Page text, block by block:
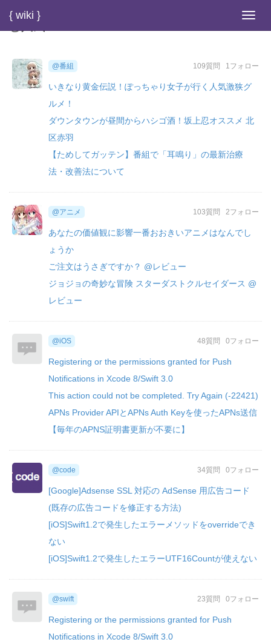
{ wiki }
109質問 1フォロー
@番組
いきなり黄金伝説！ぽっちゃり女子が行く人気激狭グ
ルメ！
ダウンタウンが昼間からハシゴ酒！坂上忍オススメ 北
区赤羽
【ためしてガッテン】番組で「耳鳴り」の最新治療
法・改善法について
103質問 2フォロー
@アニメ
あなたの価値観に影響一番おおきいアニメはなんでし
ょうか
ご注文はうさぎですか？ @レビュー
ジョジョの奇妙な冒険 スターダストクルセイダース @
レビュー
48質問 0フォロー
@iOS
Registering or the permissions granted for Push
Notifications in Xcode 8/Swift 3.0
This action could not be completed. Try Again (-22421)
APNs Provider APIとAPNs Auth Keyを使ったAPNs送信
【毎年のAPNS証明書更新が不要に】
34質問 0フォロー
@code
[Google]Adsense SSL 対応の AdSense 用広告コード
(既存の広告コードを修正する方法)
[iOS]Swift1.2で発生したエラーメソッドをoverrideでき
ない
[iOS]Swift1.2で発生したエラーUTF16Countが使えない
23質問 0フォロー
@swift
Registering or the permissions granted for Push
Notifications in Xcode 8/Swift 3.0